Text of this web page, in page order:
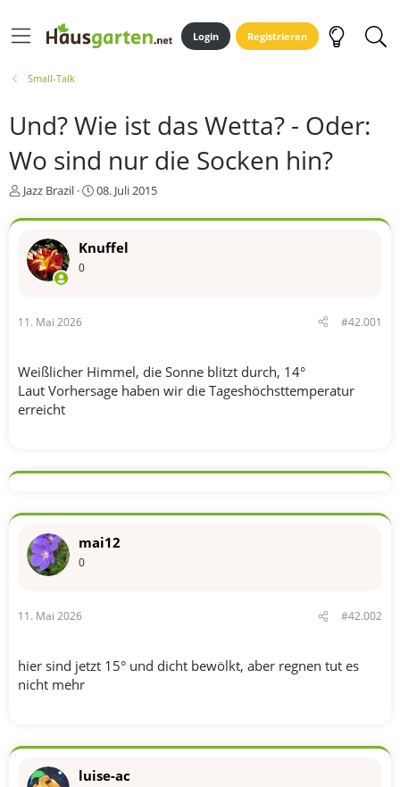
Login Registrieren
Small-Talk
Und? Wie ist das Wetta? - Oder:
Wo sind nur die Socken hin?
E
s
e
r
Jazz Brazil
E
s
e
08. Juli 2015
Knuffel
0
11. Mai 2026 #42.001
Weißlicher Himmel, die Sonne blitzt durch, 14°
Laut Vorhersage haben wir die Tageshöchsttemperatur
erreicht
mai12
0
11. Mai 2026 #42.002
hier sind jetzt 15° und dicht bewölkt, aber regnen tut es
nicht mehr
luise-ac